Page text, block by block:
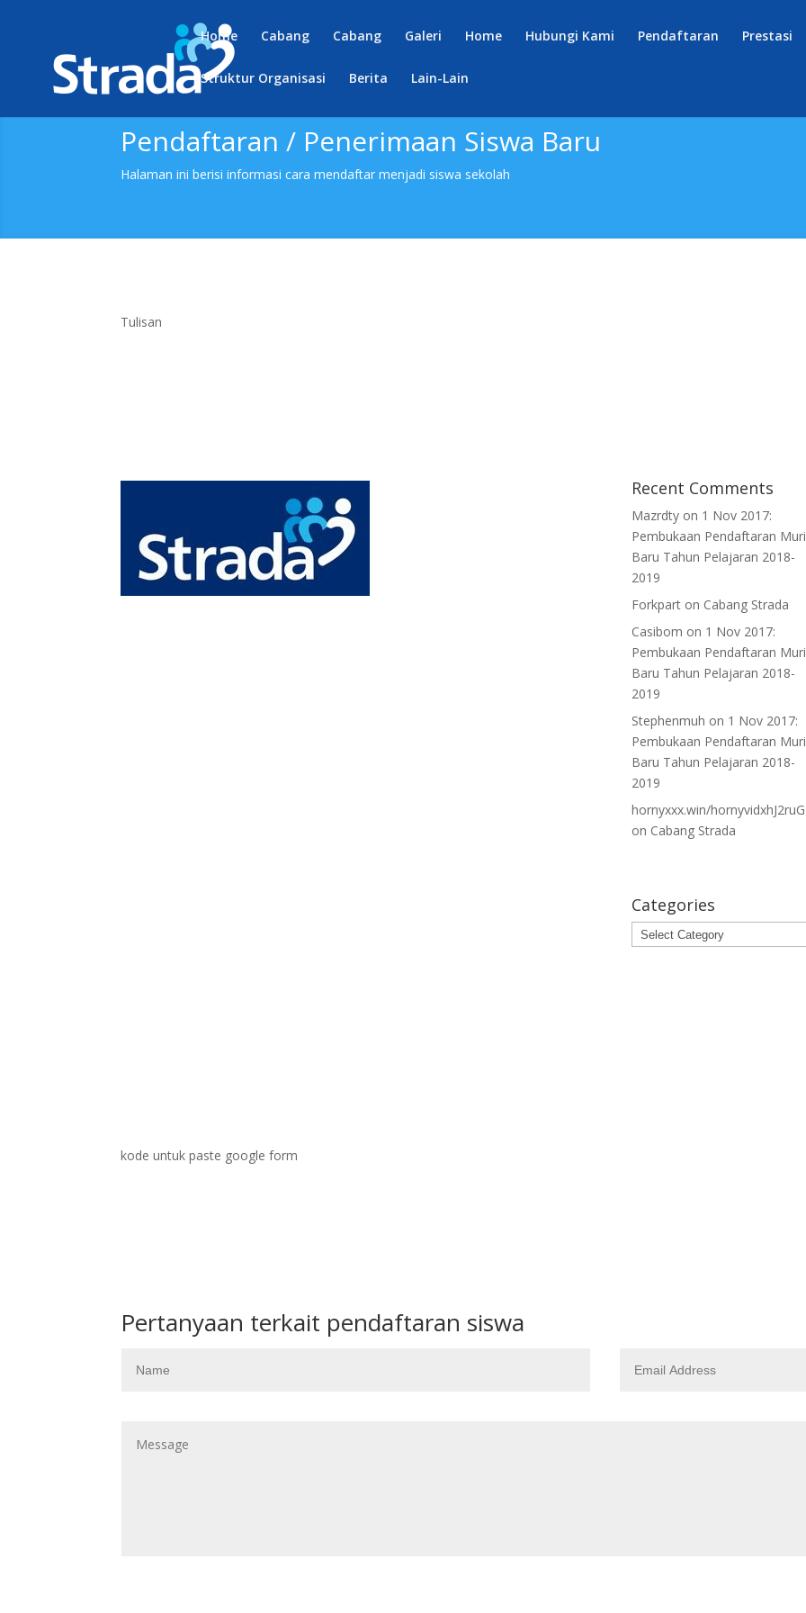
Home Cabang Cabang Galeri Home Hubungi Kami Pendaftaran Prestasi
Struktur Organisasi Berita Lain-Lain
Pendaftaran / Penerimaan Siswa Baru
Halaman ini berisi informasi cara mendaftar menjadi siswa sekolah
Tulisan
Recent Comments
Mazrdtyon 1 Nov 2017:
Pembukaan Pendaftaran
Baru Tahun Pelajaran 2018-
2019
Forkparton Cabang Strada
Casibom on 1 Nov 2017:
Pembukaan Pendaftaran
Baru Tahun Pelajaran 2018-
2019
Stephenmuh on 1 Nov 2017:
Pembukaan Pendaftaran
Baru Tahun Pelajaran 2018-
2019
hornyxxx.win/
on Cabang Strada
Categories
Categories
kode untuk paste google form
Pertanyaan terkait pendaftaran siswa